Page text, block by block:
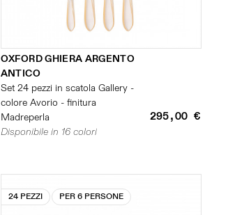
OXFORD GHIERA ARGENTO
ANTICO
Set 24 pezzi in scatola Gallery -
colore Avorio - finitura
Madreperla
295,00 €
Disponibile in 16 colori
24 PEZZI PER 6 PERSONE